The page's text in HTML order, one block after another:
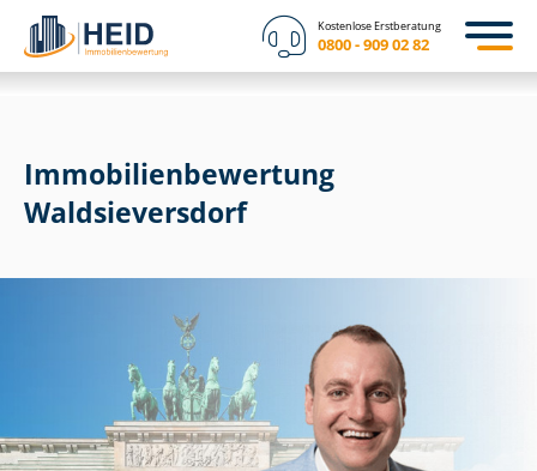
Kostenlose Erstberatung
0800 - 909 02 82
Immobilien­bewertung
Waldsieversdorf